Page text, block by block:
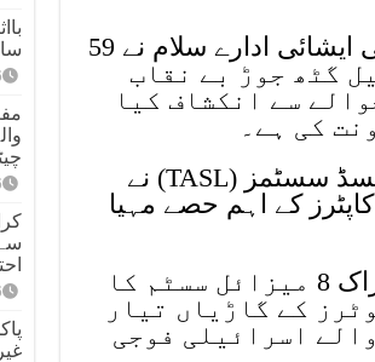
غیرملکی میڈیا کے مطابق امریکی شہر نیو یارک میں قائم جنوبی ایشائی ادارے سلام نے 59
گٹھ جوڑ بے نقاب
سے انکشاف کیا
کی ہے۔
رپورٹ بتاتی ہے کہ بھارتی ادارے ٹاٹا کمپنی ذیلی ادارے ٹاٹا ایڈوانسڈ سسٹمز (TASL) نے
کے اہم حصے مہیا
یہی ادارہ ٹی ایس ایل اسرائیلی ایرو اسپیس انڈسٹری کے لیے براک 8 میزائل سسٹم کا
کے گاڑیاں تیار
اسرائیلی فوجی